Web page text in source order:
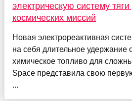
электрическую систему
космических миссий
Новая электрореактивная
на себя длительное удержание
химическое топливо для
Space представила свою
...